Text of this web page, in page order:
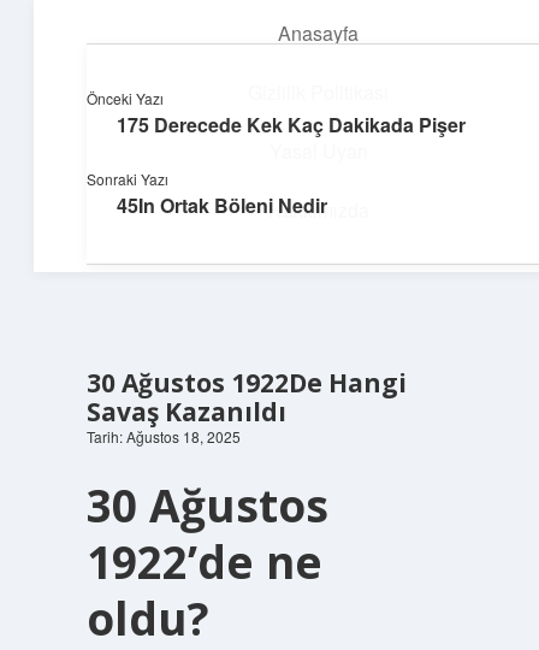
Anasayfa
Hakkımızda
Neşeli Fikir Köşesi
Hayatına neşe katan kısa hikayeler!
30 Ağustos 1922De Hangi
Savaş Kazanıldı
Tarih: Ağustos 18, 2025
30 Ağustos
1922’de ne
oldu?
Önceki Yazı
175 Derecede Kek Kaç Dakikada Pişer
Sonraki Yazı
45In Ortak Böleni Nedir